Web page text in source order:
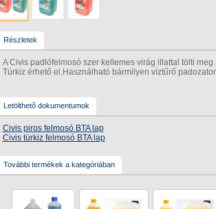
Részletek
A Civis padlófelmosó szer kellemes virág illattal tölti
Türkiz érhető el.Használható bármilyen víztűrő
Letölthető dokumentumok
Civis piros felmosó BTA lap
Civis türkiz felmosó BTA lap
További termékek a kategóriában